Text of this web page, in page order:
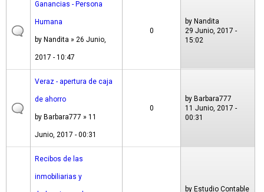
Ganancias - Persona
Humana
by Nandita » 26 Junio,
2017 - 10:47
0
by Nandita
29 Junio, 2017 -
15:02
Veraz - apertura de caja
de ahorro
by Barbara777 » 11
Junio, 2017 - 00:31
0
by Barbara777
11 Junio, 2017 -
00:31
Recibos de las
inmobiliarias y
by Estudio Contable